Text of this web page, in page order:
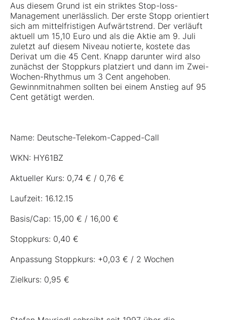
Aus diesem Grund ist ein striktes Stop-loss-
Management unerlässlich. Der erste Stopp orientiert
sich am mittelfristigen Aufwärtstrend. Der verläuft
aktuell um 15,10 Euro und als die Aktie am 9. Juli
zuletzt auf diesem Niveau notierte, kostete das
Derivat um die 45 Cent. Knapp darunter wird also
zunächst der Stoppkurs platziert und dann im Zwei-
Wochen-Rhythmus um 3 Cent angehoben.
Gewinnmitnahmen sollten bei einem Anstieg auf 95
Cent getätigt werden.
Name: Deutsche-Telekom-Capped-Call
WKN: HY61BZ
Aktueller Kurs: 0,74 € / 0,76 €
Laufzeit: 16.12.15
Basis/Cap: 15,00 € / 16,00 €
Stoppkurs: 0,40 €
Anpassung Stoppkurs: +0,03 € / 2 Wochen
Zielkurs: 0,95 €